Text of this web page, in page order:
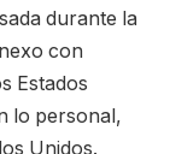
durante la
con
Estados
lo personal,
Unidos.